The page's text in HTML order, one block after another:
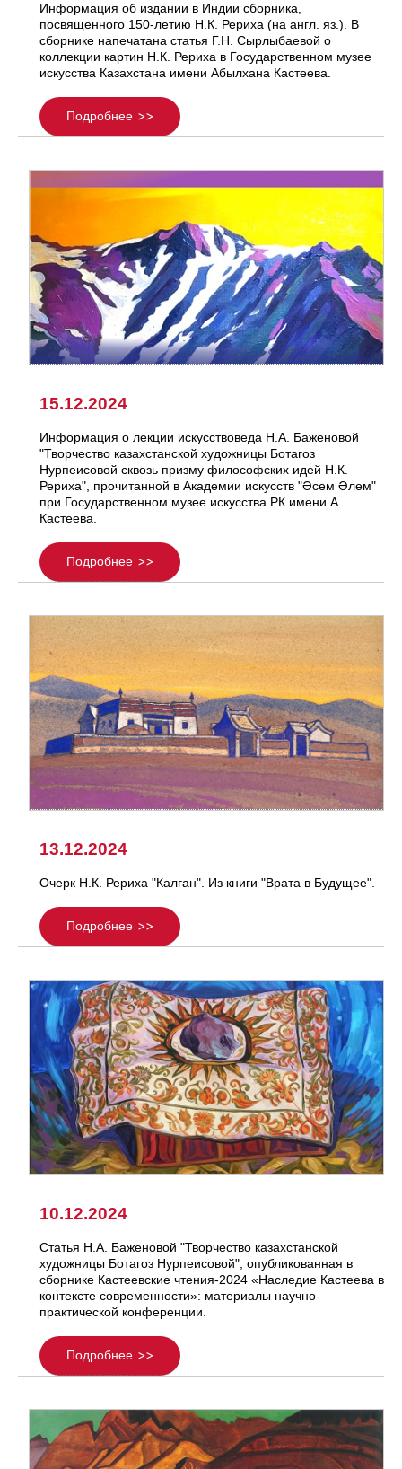
Информация об издании в Индии сборника,
посвященного 150-летию Н.К. Рериха (на англ. яз.). В
сборнике напечатана статья Г.Н. Сырлыбаевой о
коллекции картин Н.К. Рериха в Государственном музее
искусства Казахстана имени Абылхана Кастеева.
Подробнее
15.12.2024
Информация о лекции искусствоведа Н.А. Баженовой
"Творчество казахстанской художницы Ботагоз
Нурпеисовой сквозь призму философских идей Н.К.
Рериха", прочитанной в Академии искусств "Әсем Әлем"
при Государственном музее искусства РК имени А.
Кастеева.
Подробнее
13.12.2024
Очерк Н.К. Рериха "Калган". Из книги "Врата в Будущее".
Подробнее
10.12.2024
Статья Н.А. Баженовой "Творчество казахстанской
художницы Ботагоз Нурпеисовой", опубликованная в
сборнике Кастеевские чтения-2024 «Наследие Кастеева в
контексте современности»: материалы научно-
практической конференции.
Подробнее